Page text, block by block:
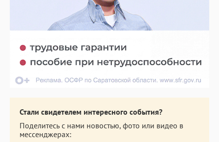
Стали свидетелем интересного события?
Поделитесь с нами новостью, фото или видео в
мессенджерах: